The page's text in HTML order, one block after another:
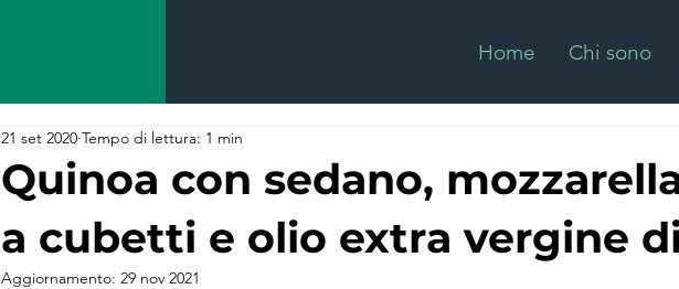
Home Chi sono
Quinoa con sedano,
a cubetti e olio extra vergine
21 set 2020 Tempo di lettura: 1 min
Aggiornamento: 29 nov 2021